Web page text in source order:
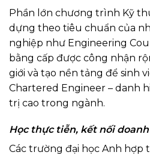
Phần lớn chương trình Kỹ
dựng theo tiêu chuẩn của
nghiệp như Engineering
bằng cấp được công nhận
giới và tạo nền tảng để sinh
Chartered Engineer – danh
trị cao trong ngành.
Học thực tiễn, kết nối
Các trường đại học Anh hợp